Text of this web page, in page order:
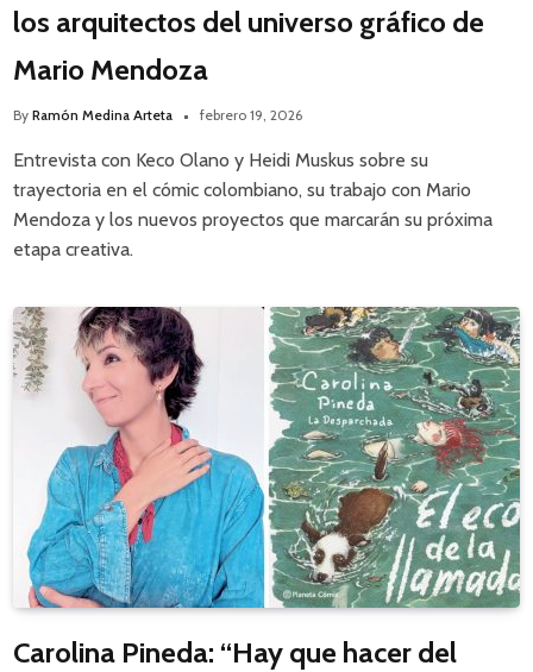
los arquitectos del universo gráfico de
Mario Mendoza
By Ramón Medina Arteta febrero 19, 2026
Entrevista con Keco Olano y Heidi Muskus sobre su
trayectoria en el cómic colombiano, su trabajo con Mario
Mendoza y los nuevos proyectos que marcarán su próxima
etapa creativa.
Carolina Pineda: “Hay que hacer del